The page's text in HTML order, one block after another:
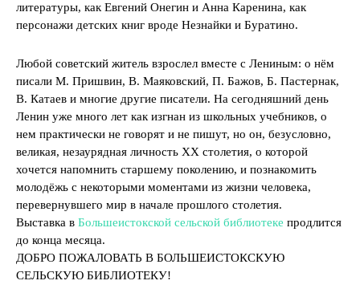
литературы, как Евгений Онегин и Анна Каренина, как
персонажи детских книг вроде Незнайки и Буратино.
Любой советский житель взрослел вместе с Лениным: о нём
писали М. Пришвин, В. Маяковский, П. Бажов, Б. Пастернак,
В. Катаев и многие другие писатели. На сегодняшний день
Ленин уже много лет как изгнан из школьных учебников, о
нем практически не говорят и не пишут, но он, безусловно,
великая, незаурядная личность XX столетия, о которой
хочется напомнить старшему поколению, и познакомить
молодёжь с некоторыми моментами из жизни человека,
перевернувшего мир в начале прошлого столетия.
Выставка в Большеистокской сельской библиотеке продлится
до конца месяца.
ДОБРО ПОЖАЛОВАТЬ В БОЛЬШЕИСТОКСКУЮ
СЕЛЬСКУЮ БИБЛИОТЕКУ!